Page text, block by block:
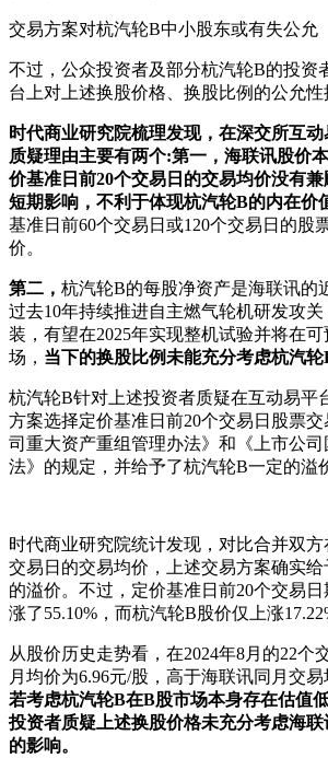
交易方案对杭汽轮B中小股东或有失公允
不过，公众投资者及部分杭汽轮B的投资
台上对上述换股价格、换股比例的公允性
时代商业研究院梳理发现，在深交所互动
质疑理由主要有两个:第一， 海联讯股价
价基准日前20个交易日 的交易均价没有
短期影响，不利于体现杭汽轮B的内在价
基准日前60个交易日或120个交易日的股
价。
第二， 杭汽轮B的每股净资产是海联讯的
过去10年持续推进自主燃气轮机研发攻
装，有望在2025年实现整机试验并将在
场， 当下的换股比例未能充分考虑杭汽轮
杭汽轮B针对上述投资者质疑在互动易平
方案选择定价基准日前20个交易日股票
司重大资产重组管理办法》和《上市公
法》的规定，并给予了杭汽轮B一定的溢
时代商业研究院统计发现，对比合并双
交易日的交易均价，上述交易方案确实给
的溢价。不过，定价基准日前20个交易
涨了55.10%，而杭汽轮B股价仅上涨
从股价历史走势看，在2024年8月的22个
月均价为6.96元/股，高于海联讯同月交易
若考虑杭汽轮B在B股市场本身存在估值
投资者质疑上述换股价格未充分考虑海
的影响。